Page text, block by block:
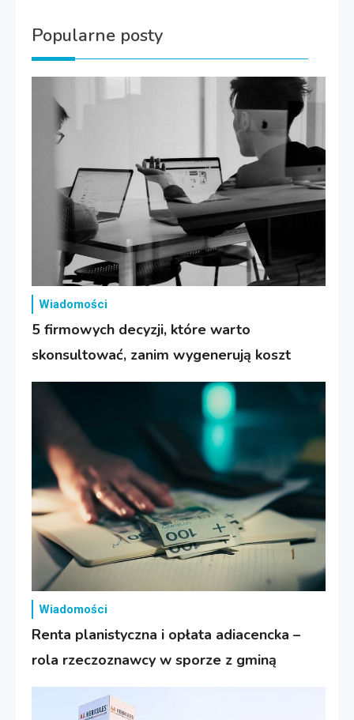
Popularne posty
Wiadomości
5 firmowych decyzji, które warto
skonsultować, zanim wygenerują koszt
Wiadomości
Renta planistyczna i opłata adiacencka –
rola rzeczoznawcy w sporze z gminą